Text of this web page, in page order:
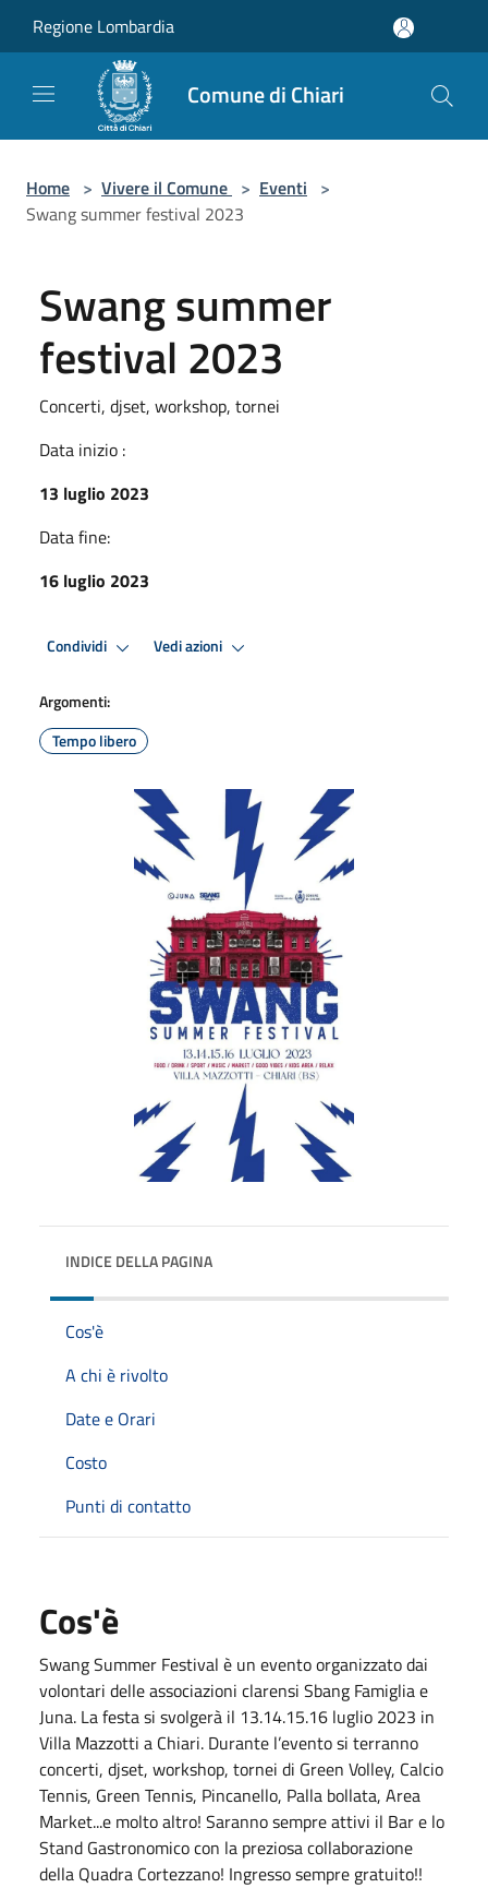
Regione Lombardia
Comune di Chiari
Home > Vivere il Comune > Eventi >
Swang summer festival 2023
Swang summer
festival 2023
Concerti, djset, workshop, tornei
Data inizio :
13 luglio 2023
Data fine:
16 luglio 2023
Condividi Vedi azioni
Argomenti:
Tempo libero
INDICE DELLA PAGINA
Cos'è
A chi è rivolto
Date e Orari
Costo
Punti di contatto
Cos'è
Swang Summer Festival è un evento organizzato dai
volontari delle associazioni clarensi Sbang Famiglia e
Juna. La festa si svolgerà il 13.14.15.16 luglio 2023 in
Villa Mazzotti a Chiari. Durante l’evento si terranno
concerti, djset, workshop, tornei di Green Volley, Calcio
Tennis, Green Tennis, Pincanello, Palla bollata, Area
Market...e molto altro! Saranno sempre attivi il Bar e lo
Stand Gastronomico con la preziosa collaborazione
della Quadra Cortezzano! Ingresso sempre gratuito!!